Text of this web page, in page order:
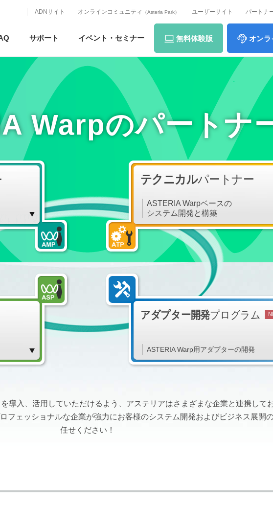
ADNサイト オンラインコミュニティ （Asteria Park） ユーザーサイト パートナ
サポート イベント・ セミナー 無料体験版 オンラ
Warpのパートナ
テクニカルパートナー
ASTERIA Warpベースの
システム開発と構築
アダプター開発プログラム
ASTERIA Warp用アダプターの開発
導入、活用していただけるよう、アステリアはさまざまな企業と連携してお
フェッショナルな企業が強力にお客様のシステム開発およびビジネス展開
任せください！